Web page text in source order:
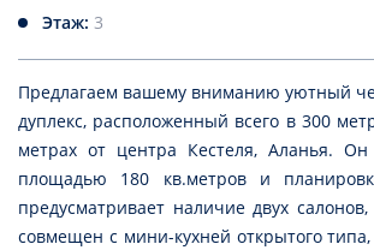
Этаж: 3
Предлагаем вашему вниманию уютный
дуплекс, расположенный всего в 300
метрах от центра Кестеля, Аланья.
площадью 180 кв.метров и
предусматривает наличие двух
совмещен с мини-кухней открытого типа,